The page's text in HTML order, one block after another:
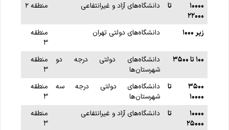
۱۰۰۰۰تا
۲۲۰۰۰
دانشگاه‌های آزاد و غیرانتفاعی منطقه ۲
زیر۱۰۰۰ دانشگاه‌های دولتی تهران
منطقه
۳
۱۰۰تا۳۵۰۰
دانشگاه‌های دولتی درجه دو
شهرستان‌ها
منطقه
۳
۳۵۰۰تا
۱۰۰۰۰
دانشگاه‌های دولتی درجه سه
شهرستان‌ها
منطقه
۳
۱۰۰۰۰تا
۲۵۰۰۰
دانشگاه‌های آزاد و غیرانتفاعی
منطقه
۳